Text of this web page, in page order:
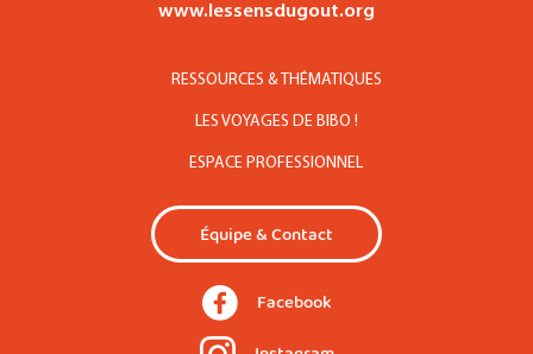
www.lessensdugout.org
RESSOURCES & THÉMATIQUES
LES VOYAGES DE BIBO !
ESPACE PROFESSIONNEL
Équipe & Contact
Facebook